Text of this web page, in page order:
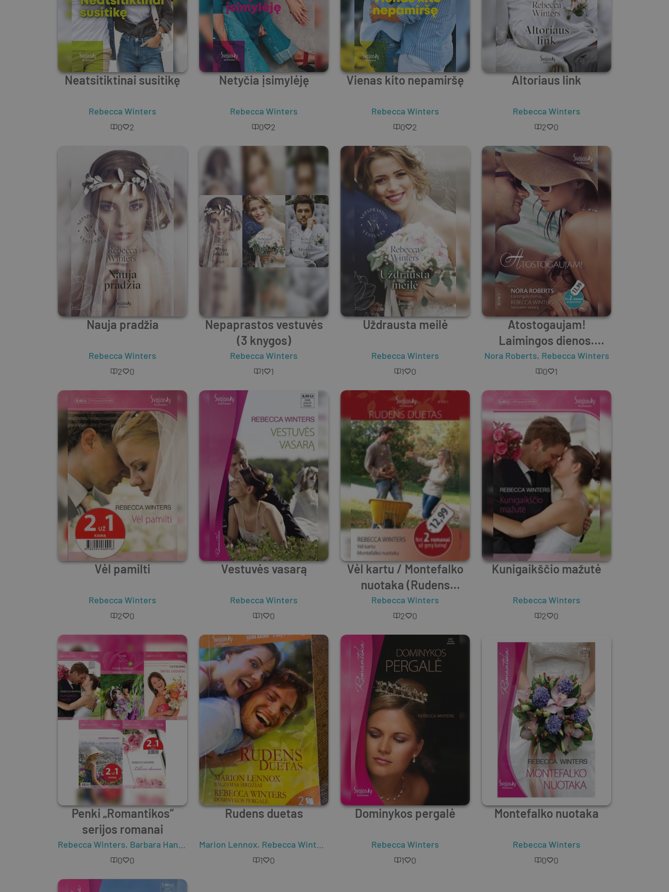
Neatsitiktinai susitikę
Rebecca Winters
0
2
Netyčia įsimylėję
Rebecca Winters
0
2
Vienas kito nepamiršę
Rebecca Winters
0
2
Altoriaus link
Rebecca Winters
2
0
Nauja pradžia
Rebecca Winters
2
0
Nepaprastos vestuvės
(3 knygos)
Rebecca Winters
1
1
Uždrausta meilė
Rebecca Winters
1
0
Atostogaujam!
Laimingos dienos.
Vestuvės vasarą
Nora Roberts, Rebecca Winters
0
1
Vėl pamilti
Rebecca Winters
2
0
Vestuvės vasarą
Rebecca Winters
1
0
Vėl kartu / Montefalko
nuotaka (Rudens
duetas)
Rebecca Winters
2
0
Kunigaikščio mažutė
Rebecca Winters
2
0
Penki „Romantikos“
serijos romanai
Rebecca Winters, Barbara Hannay Fiona Harper,Liz Fielding
0
0
Rudens duetas
Marion Lennox, Rebecca Winters
1
0
Dominykos pergalė
Rebecca Winters
1
0
Montefalko nuotaka
Rebecca Winters
0
0